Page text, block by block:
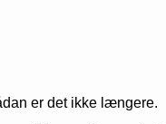
er det ikke længere.